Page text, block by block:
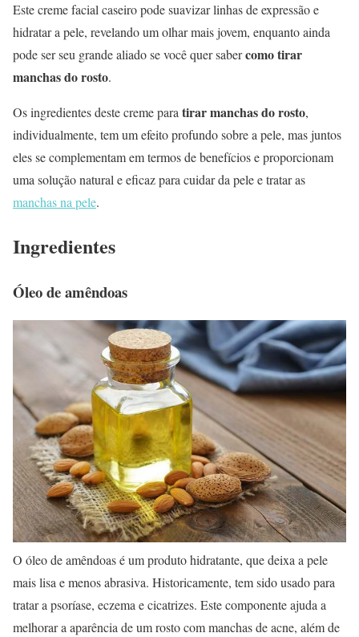
Este creme facial caseiro pode suavizar linhas de expressão e
hidratar a pele, revelando um olhar mais jovem, enquanto ainda
pode ser seu grande aliado se você quer sabercomo tirar
manchas do rosto.
Os ingredientes deste creme paratirar manchas do rosto,
individualmente, tem um efeito profundo sobre a pele, mas juntos
eles se complementam em termos de benefícios e proporcionam
uma solução natural e eficaz para cuidar da pele e tratar as
manchas na pele.
Ingredientes
Óleo de amêndoas
O óleo de amêndoas é um produto hidratante, que deixa a pele
mais lisa e menos abrasiva. Historicamente, tem sido usado para
tratar a psoríase, eczema e cicatrizes. Este componente ajuda a
melhorar a aparência de um rosto com manchas de acne, além de